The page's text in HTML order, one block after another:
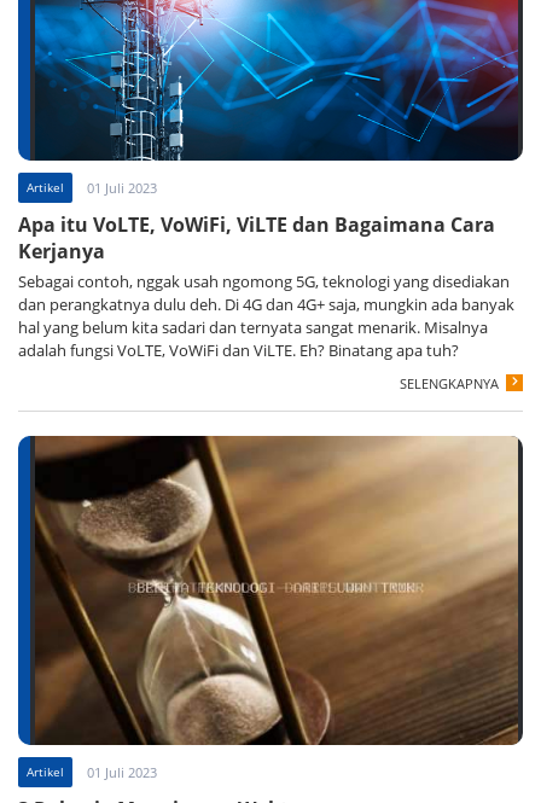
Artikel 01 Juli 2023
Apa itu VoLTE, VoWiFi, ViLTE dan Bagaimana Cara
Kerjanya
Sebagai contoh, nggak usah ngomong 5G, teknologi yang disediakan
dan perangkatnya dulu deh. Di 4G dan 4G+ saja, mungkin ada banyak
hal yang belum kita sadari dan ternyata sangat menarik. Misalnya
adalah fungsi VoLTE, VoWiFi dan ViLTE. Eh? Binatang apa tuh?
SELENGKAPNYA
Artikel 01 Juli 2023